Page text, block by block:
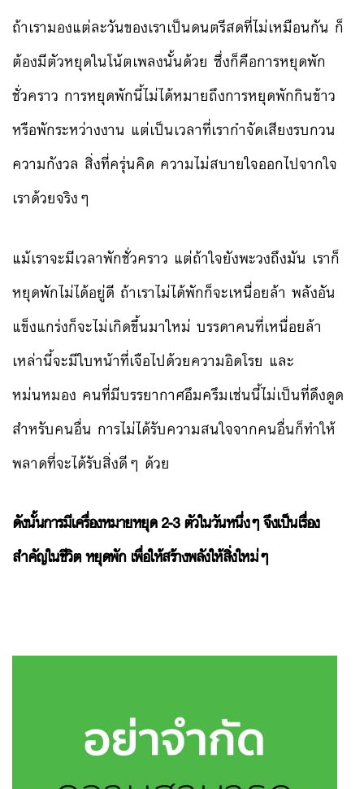
ถ้าเรามองแต่ละวันของเราเป็นดนตรีสดที่ไม่เหมือนกัน ก็
ต้องมีตัวหยุดในโน้ตเพลงนั้นด้วย ซึ่งก็คือการหยุดพัก
ชั่วคราว การหยุดพักนี้ไม่ได้หมายถึงการหยุดพักกินข้าว
หรือพักระหว่างงาน แต่เป็นเวลาที่เรากำจัดเสียงรบกวน
ความกังวล สิ่งที่ครุ่นคิด ความไม่สบายใจออกไปจากใจ
เราด้วยจริงๆ
แม้เราจะมีเวลาพักชั่วคราว แต่ถ้าใจยังพะวงถึงมัน เราก็
หยุดพักไม่ได้อยู่ดี ถ้าเราไม่ได้พักก็จะเหนื่อยล้า พลังอัน
แข็งแกร่งก็จะไม่เกิดขึ้นมาใหม่ บรรดาคนที่เหนื่อยล้า
เหล่านี้จะมีใบหน้าที่เจือไปด้วยความอิดโรย และ
หม่นหมอง คนที่มีบรรยากาศอึมครึมเช่นนี้ไม่เป็นที่ดึงดูด
สำหรับคนอื่น การไม่ได้รับความสนใจจากคนอื่นก็ทำให้
พลาดที่จะได้รับสิ่งดีๆ ด้วย
ดังนั้นการมีเครื่องหมายหยุด 2-3 ตัวในวันหนึ่งๆ จึงเป็นเรื่อง
สำคัญในชีวิต หยุดพัก เพื่อให้สร้างพลังให้สิ่งใหม่ๆ